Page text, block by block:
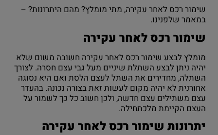
שימור רכס לאחר עקירה, מתי מומלץ? מהם היתרונות? –
במאמר שלפנינו.
שימור רכס לאחר עקירה
מומלץ לבצע שימור רכס לאחר עקירה חשובה משום שלא
יהיה ניתן לבצע השתלת שיניים מעל גבי עצם חסרה. לצורך
השתלה, מחדירים את השתל לעצם הלסת ואם היא נסוגה
אחורנית לא יהיה מקום לעשות זאת בצורה נכונה. בהעדר
עצם משתילים עצם חדשה, ולכן חשוב כל כך לשמור על
העצם הקיימת מלכתחילה.
יתרונות שימור רכס לאחר עקירה